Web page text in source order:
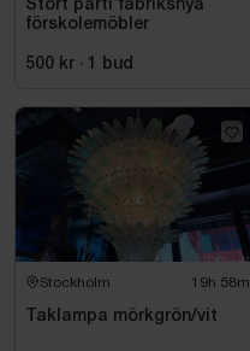
Stort parti fabriksnya
förskolemöbler
500 kr · bud
Stockholm 19h 58m
Taklampa mörkgrön/vit